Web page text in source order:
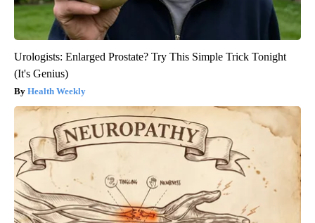
Urologists: Enlarged Prostate? Try This Simple Trick Tonight
(It's Genius)
Health Weekly